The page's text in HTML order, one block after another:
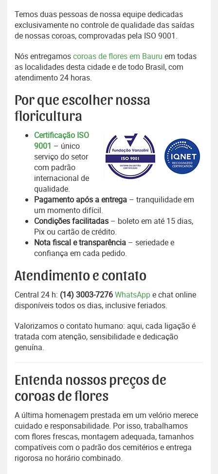
Temos duas pessoas de nossa equipe dedicadas
exclusivamente no controle de qualidade das saídas
de nossas coroas, comprovadas pela ISO 9001.
Nós entregamoscoroas de flores em Bauru em todas
as localidades desta cidade e de todo Brasil, com
atendimento 24 horas.
Por que escolher nossa
floricultura
Certificação ISO
9001 – único
serviço do setor
com padrão
internacional de
qualidade.
Pagamento após a entrega – tranquilidade em
um momento difícil.
Condições facilitadas – boleto em até 15 dias,
Pix ou cartão de crédito.
Nota fiscal e transparência – seriedade e
confiança em cada pedido.
Atendimento e contato
Central 24 h: (14) 3003-7276WhatsAppe chat online
disponíveis todos os dias, inclusive feriados.
Valorizamos o contato humano: aqui, cada ligação é
tratada com atenção, sensibilidade e dedicação
genuína.
Entenda nossos preços de
coroas de flores
A última homenagem prestada em um velório merece
cuidado e responsabilidade. Por isso, trabalhamos
com flores frescas, montagem adequada, tamanhos
compatíveis com o padrão dos cemitérios e entrega
rigorosa no horário combinado.